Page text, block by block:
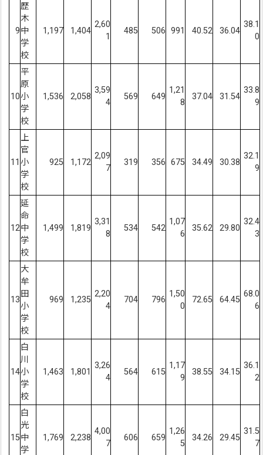
9
歴
木
中
学
校
1,197 1,404
2,60
1
485 506 991 40.52 36.04
38.1
0
10
平
原
小
学
校
1,536 2,058
3,59
4
569 649
1,21
8
37.04 31.54
33.8
9
11
上
官
小
学
校
925 1,172
2,09
7
319 356 675 34.49 30.38
32.1
9
12
延
命
中
学
校
1,499 1,819
3,31
8
534 542
1,07
6
35.62 29.80
32.4
3
13
大
牟
田
小
学
校
969 1,235
2,20
4
704 796
1,50
0
72.65 64.45
68.0
6
14
白
川
小
学
校
1,463 1,801
3,26
4
564 615
1,17
9
38.55 34.15
36.1
2
15
白
光
中
学
1,769 2,238
4,00
7
606 659
1,26
5
34.26 29.45
31.5
7